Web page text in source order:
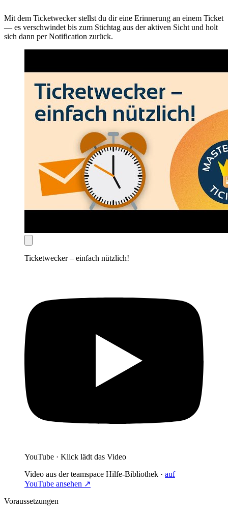
Mit dem Ticketwecker stellst du dir eine Erinnerung an einem Ticket
— es verschwindet bis zum Stichtag aus der aktiven Sicht und holt
sich dann per Notification zurück.
Ticketwecker – einfach nützlich!
YouTube · Klick lädt das Video
Video aus der teamspace Hilfe-Bibliothek · auf
YouTube ansehen ↗
Voraussetzungen